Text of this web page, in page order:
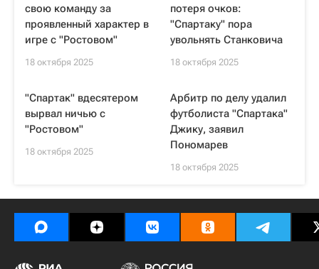
свою команду за
проявленный характер в
игре с "Ростовом"
18 октября 2025
потеря очков:
"Спартаку" пора
увольнять Станковича
18 октября 2025
"Спартак" вдесятером
вырвал ничью с
"Ростовом"
18 октября 2025
Арбитр по делу удалил
футболиста "Спартака"
Джику, заявил
Пономарев
18 октября 2025